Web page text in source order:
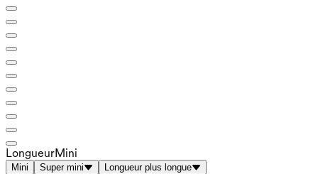
LongueurMini
Mini Super mini Longueur plus longue